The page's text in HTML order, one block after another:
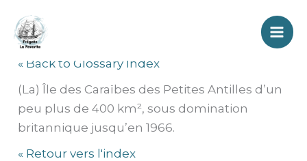
contenu
Barbade
« Back to Glossary Index
(La) Île des Caraïbes des Petites Antilles d’un
peu plus de 400 km², sous domination
britannique jusqu’en 1966.
« Retour vers l'index